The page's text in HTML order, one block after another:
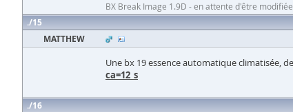
BX Break Image 1.9D - en attente d'être
15
MATTHEW
Une bx 19 essence automatique climatisée,
ca=12_s
16